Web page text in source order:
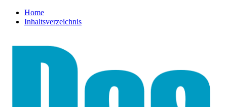
Home
Inhaltsverzeichnis